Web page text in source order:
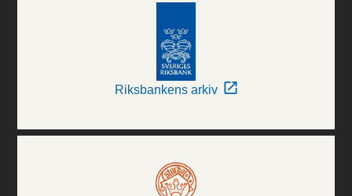
Riksbankens arkiv